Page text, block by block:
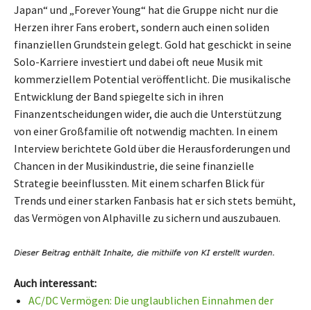
Japan“ und „Forever Young“ hat die Gruppe nicht nur die
Herzen ihrer Fans erobert, sondern auch einen soliden
finanziellen Grundstein gelegt. Gold hat geschickt in seine
Solo-Karriere investiert und dabei oft neue Musik mit
kommerziellem Potential veröffentlicht. Die musikalische
Entwicklung der Band spiegelte sich in ihren
Finanzentscheidungen wider, die auch die Unterstützung
von einer Großfamilie oft notwendig machten. In einem
Interview berichtete Gold über die Herausforderungen und
Chancen in der Musikindustrie, die seine finanzielle
Strategie beeinflussten. Mit einem scharfen Blick für
Trends und einer starken Fanbasis hat er sich stets bemüht,
das Vermögen von Alphaville zu sichern und auszubauen.
Auch interessant:
AC/DC Vermögen: Die unglaublichen Einnahmen der